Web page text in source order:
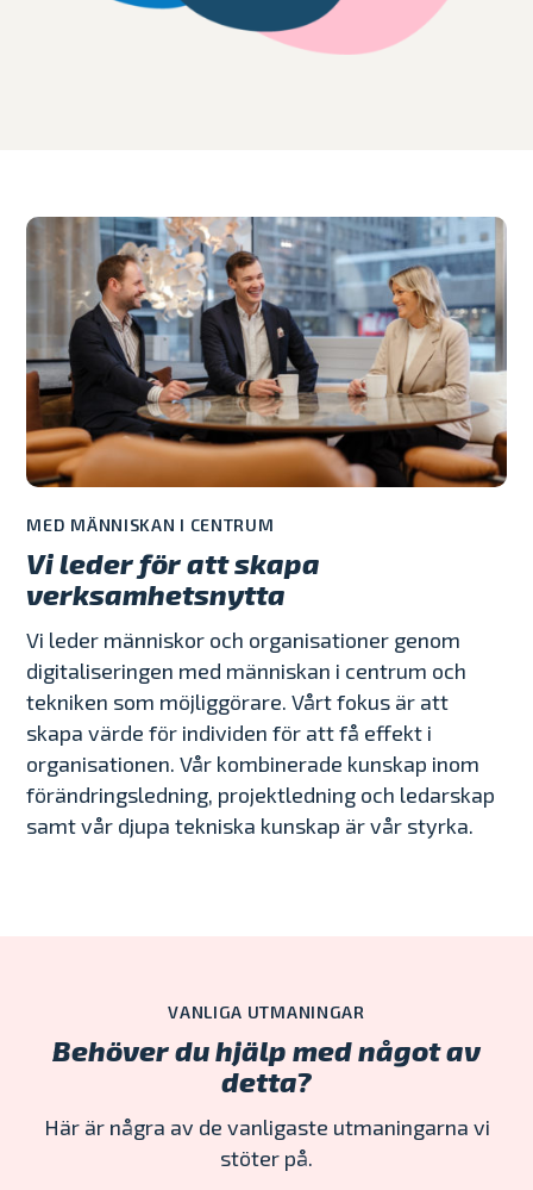
MED MÄNNISKAN I CENTRUM
Vi leder för att skapa
verksamhetsnytta
Vi leder människor och organisationer genom
digitaliseringen med människan i centrum och
tekniken som möjliggörare. Vårt fokus är att
skapa värde för individen för att få effekt i
organisationen. Vår kombinerade kunskap inom
förändringsledning, projektledning och ledarskap
samt vår djupa tekniska kunskap är vår styrka.
VANLIGA UTMANINGAR
Behöver du hjälp med något av
detta?
Här är några av de vanligaste utmaningarna vi
stöter på.